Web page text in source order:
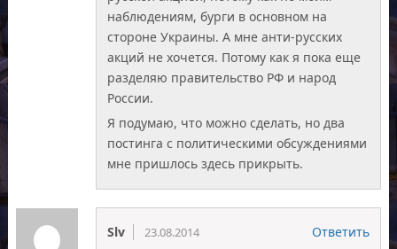
наблюдениям, бурги в основном на
стороне Украины. А мне анти-русских
акций не хочется. Потому как я пока еще
разделяю правительство РФ и народ
России.
Я подумаю, что можно сделать, но два
постинга с политическими обсуждениями
мне пришлось здесь прикрыть.
Slv 23.08.2014 Ответить